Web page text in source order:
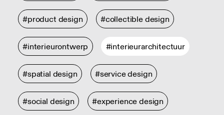
#product design #collectible design
#interieurontwerp #interieurarchitectuur
#spatial design #service design
#social design #experience design